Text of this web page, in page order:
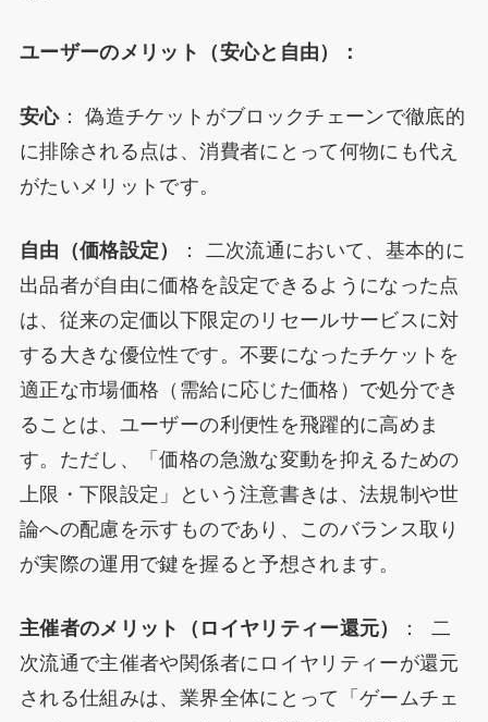
ユーザーのメリット（安心と自由）：
安心： 偽造チケットがブロックチェーンで徹底的
に排除される点は、消費者にとって何物にも代え
がたいメリットです。
自由（価格設定）
： 二次流通において、基本的に
出品者が自由に価格を設定できるようになった点
は、従来の定価以下限定のリセールサービスに対
する大きな優位性です。不要になったチケットを
適正な市場価格（需給に応じた価格）で処分でき
ることは、ユーザーの利便性を飛躍的に高めま
す。ただし、「価格の急激な変動を抑えるための
上限・下限設定」という注意書きは、法規制や世
論への配慮を示すものであり、このバランス取り
が実際の運用で鍵を握ると予想されます。
主催者のメリット（ロイヤリティー還元）
： 二
次流通で主催者や関係者にロイヤリティーが還元
される仕組みは、業界全体にとって「ゲームチェ